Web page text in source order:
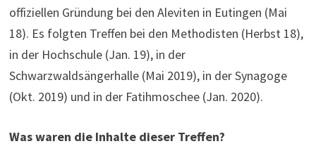
offiziellen Gründung bei den Aleviten in Eutingen (Mai
18). Es folgten Treffen bei den Methodisten (Herbst 18),
in der Hochschule (Jan. 19), in der
Schwarzwaldsängerhalle (Mai 2019), in der Synagoge
(Okt. 2019) und in der Fatihmoschee (Jan. 2020).
Was waren die Inhalte dieser Treffen?